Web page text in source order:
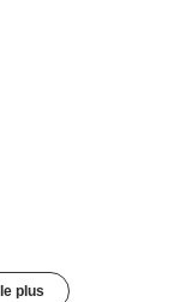
plus